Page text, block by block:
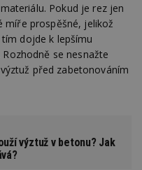
Pokud je rez jen
míře prospěšné, jelikož
dojde k lepšímu
se nesnažte
před zabetonováním
výztuž v betonu? Jak